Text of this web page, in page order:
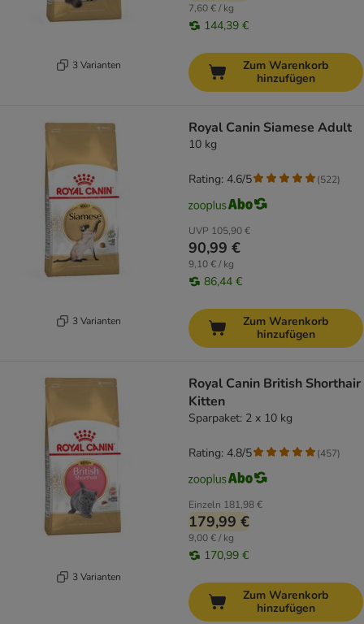
3 Varianten
7,60 € / kg
144,39 €
Zum Warenkorb
hinzufügen
3 Varianten
Royal Canin Siamese Adult
10 kg
UVP 105,90 €
90,99 €
9,10 € / kg
86,44 €
Rating: 4.6/5 (522)
Zum Warenkorb
hinzufügen
3 Varianten
Royal Canin British Shorthair
Kitten
Sparpaket: 2 x 10 kg
Einzeln 181,98 €
179,99 €
9,00 € / kg
170,99 €
Rating: 4.8/5 (457)
Zum Warenkorb
hinzufügen